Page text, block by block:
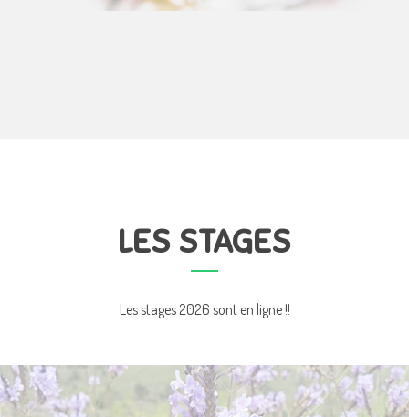
LES STAGES
Les stages 2026 sont en ligne !!